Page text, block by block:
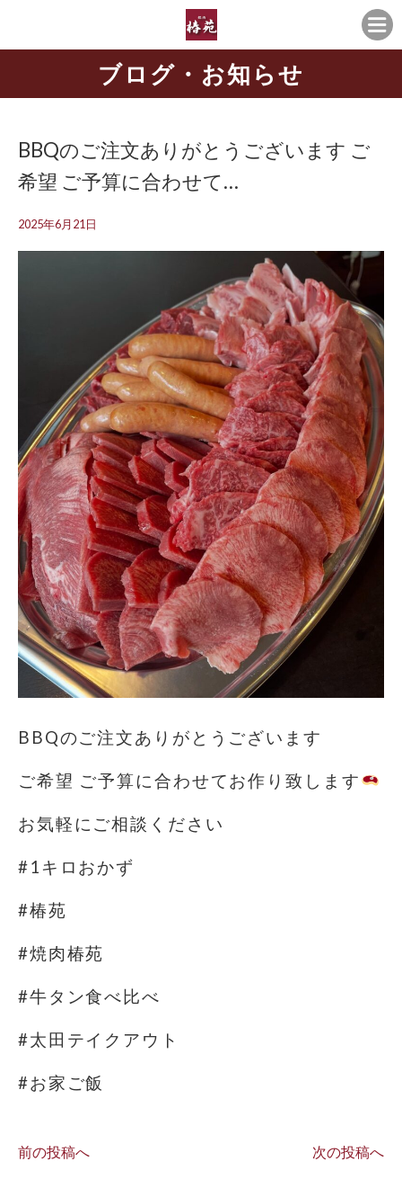
ブログ・お知らせ
BBQのご注文ありがとうございます ご
希望 ご予算に合わせて…
2025年6月21日
BBQのご注文ありがとうございます
ご希望 ご予算に合わせてお作り致します
お気軽にご相談ください
#1キロおかず
#椿苑
#焼肉椿苑
#牛タン食べ比べ
#太田テイクアウト
#お家ご飯
前の投稿へ 次の投稿へ